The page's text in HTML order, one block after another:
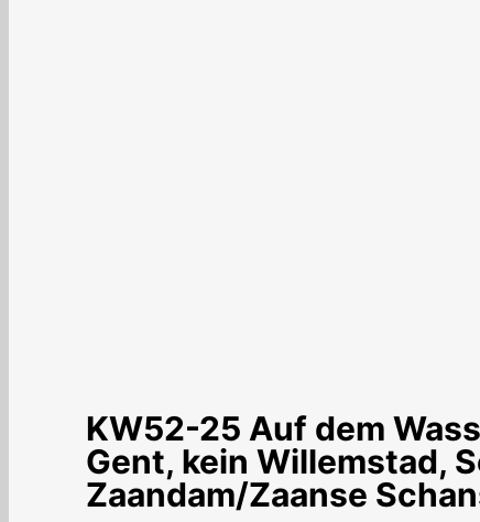
KW52-25 Auf dem
Gent, kein Willemstad,
Zaandam/Zaanse